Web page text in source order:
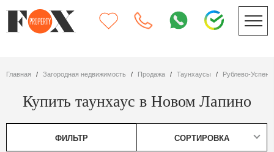
Главная Загородная недвижимость Продажа таунхаусы Рублево-
Купить таунхаус в Новом Лапино
ФИЛЬТР СОРТИРОВКА